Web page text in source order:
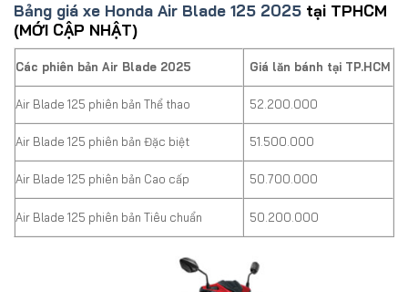
Bảng giá xe Honda Air Blade 125 2025 tại TPHCM
(MỚI CẬP NHẬT)
Các phiên bản Air Blade 2025 Giá lăn bánh tại TP.HCM
Air Blade 125 phiên bản Thể thao 52.200.000
Air Blade 125 phiên bản Đặc biệt 51.500.000
Air Blade 125 phiên bản Cao cấp 50.700.000
Air Blade 125 phiên bản Tiêu chuẩn 50.200.000